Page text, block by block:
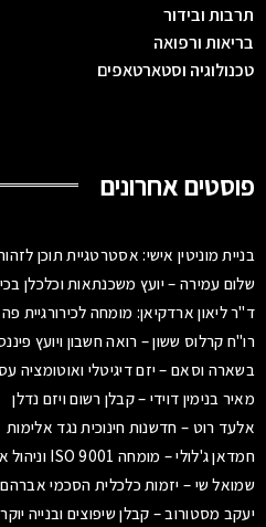
תרבות ובידור
בריאות ורפואה
טכנולוגיה וסטארטאפים
פוסטים אחרונים
בניית מוניטין אישי: אסטרטגיית תוכן
שלום עמירה – יועץ משכנתאות וכלכלן
ד"ר ליאון ארדקיאן: מומחה לכירורגיית
רו"ח קרלוס ששון – רואה חשבון ויועץ
בשארה וסאם – יזם דיגיטלי ואוטומציה
מאיר בנימין דוידי – קבלן רשום ויזם נדלן
אלעד רוט – חדשנות חינוכית נגד אלימות
חמדאן ג'לולי – מומחה ISO 9001 וניהול איכות
שמואל שי – יזמות כלכלית הסכמי אברהם
יעקב מסטורוב – קבלן שיפוצים ובנייה